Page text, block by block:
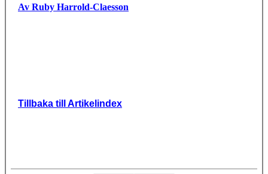
Av Ruby Harrold-Claesson
Tillbaka till Artikelindex